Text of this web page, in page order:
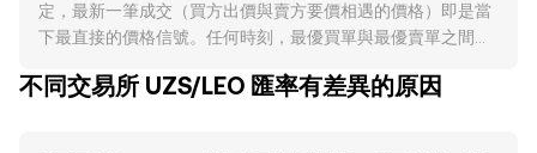
幣閘道購買 LEO 的活躍度同樣會影響 UZS/LEO 的短期走勢。
宏觀層面上，整體加密市場對比特幣（BTC）走勢具有高度敏
進而影響 UZS 兌 LEO 的定價；若 LEO 基於其發行方營運表
定，最新一筆成交（買方出價與賣方要價相遇的價格）即是當
下最直接的價格信號。任何時刻，最優買單與最優賣單之間的
觀察多個平台時，資料聚合方會計算成交量加權平均價
不同交易所 UZS/LEO 匯率有差異的原因